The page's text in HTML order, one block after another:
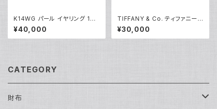
K14WG パール イヤリング 14
金 クリップ式 Y05249
¥40,000
TIFFANY & Co. ティファニー 1
837 ナロー バングル ブレスレ
ット シルバー925 Y04751
¥30,000
CATEGORY
財布